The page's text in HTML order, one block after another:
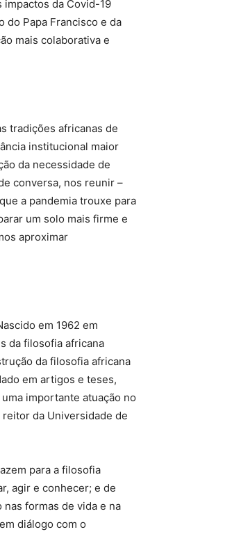
impactos da Covid-19
do Papa Francisco e da
mais colaborativa e
tradições africanas de
institucional maior
da necessidade de
conversa, nos reunir –
a pandemia trouxe para
um solo mais firme e
aproximar
em 1962 em
da filosofia africana
da filosofia africana
em artigos e teses,
importante atuação no
da Universidade de
para a filosofia
agir e conhecer; e de
formas de vida e na
diálogo com o